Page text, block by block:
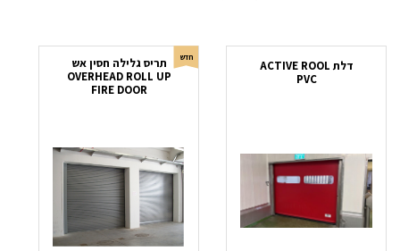
דלת ACTIVE ROOL
PVC
חדש
תריס גלילה חסין אש
OVERHEAD ROLL UP
FIRE DOOR